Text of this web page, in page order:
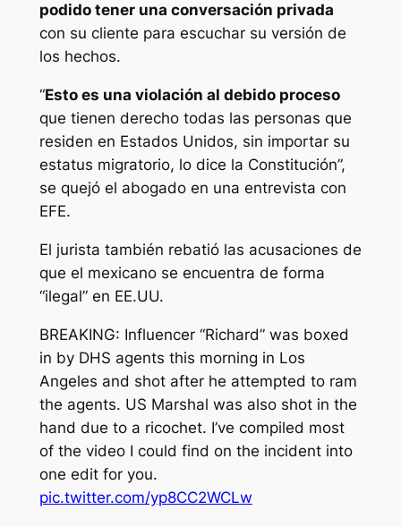
podido tener una conversación privada
con su cliente para escuchar su versión de
los hechos.
“Esto es una violación al debido proceso
que tienen derecho todas las personas que
residen en Estados Unidos, sin importar su
estatus migratorio, lo dice la Constitución”,
se quejó el abogado en una entrevista con
EFE.
El jurista también rebatió las acusaciones de
que el mexicano se encuentra de forma
“ilegal” en EE.UU.
BREAKING: Influencer “Richard” was boxed
in by DHS agents this morning in Los
Angeles and shot after he attempted to ram
the agents. US Marshal was also shot in the
hand due to a ricochet. I’ve compiled most
of the video I could find on the incident into
one edit for you.
pic.twitter.com/yp8CC2WCLw